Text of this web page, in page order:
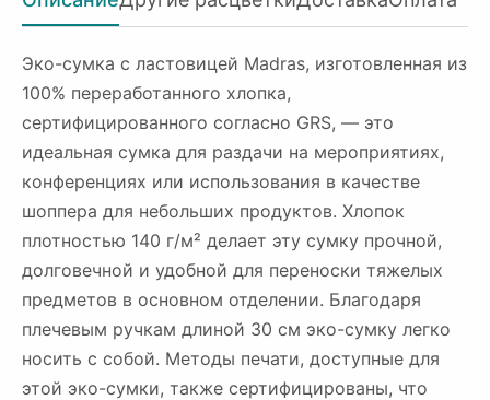
Эко-сумка с ластовицей Madras, изготовленная из
100% переработанного хлопка,
сертифицированного согласно GRS, — это
идеальная сумка для раздачи на мероприятиях,
конференциях или использования в качестве
шоппера для небольших продуктов. Хлопок
плотностью 140 г/м² делает эту сумку прочной,
долговечной и удобной для переноски тяжелых
предметов в основном отделении. Благодаря
плечевым ручкам длиной 30 см эко-сумку легко
носить с собой. Методы печати, доступные для
этой эко-сумки, также сертифицированы, что